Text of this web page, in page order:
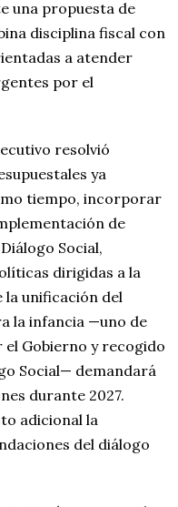
una propuesta de
disciplina fiscal con
a atender
por el
resolvió
ya
tiempo, incorporar
de
Social,
dirigidas a la
la unificación del
la infancia —uno de
Gobierno y recogido
Social— demandará
durante 2027.
adicional la
del diálogo